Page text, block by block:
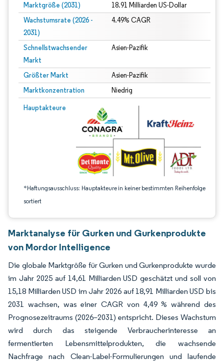
Marktgröße (2031) 18.91 Milliarden US-Dollar
Wachstumsrate (2026 -
2031)
4.49% CAGR
Schnellstwachsender
Markt
Asien-Pazifik
Größter Markt Asien-Pazifik
Marktkonzentration Niedrig
Hauptakteure
*Haftungsausschluss: Hauptakteure in keiner bestimmten Reihenfolge
sortiert
Bild © Mordor Intelligence. Wiederverwendung erfordert Namensnennung
Marktanalyse für Gurken und Gurkenprodukte
von Mordor Intelligence
Die globale Marktgröße für Gurken und Gurkenprodukte wurde
im Jahr 2025 auf 14,61 Milliarden USD geschätzt und soll von
15,18 Milliarden USD im Jahr 2026 auf 18,91 Milliarden USD bis
2031 wachsen, was einer CAGR von 4,49 % während des
Prognosezeitraums (2026–2031) entspricht. Dieses Wachstum
wird durch das steigende Verbraucherinteresse an
fermentierten Lebensmittelprodukten, die wachsende
Nachfrage nach Clean-Label-Formulierungen und laufende